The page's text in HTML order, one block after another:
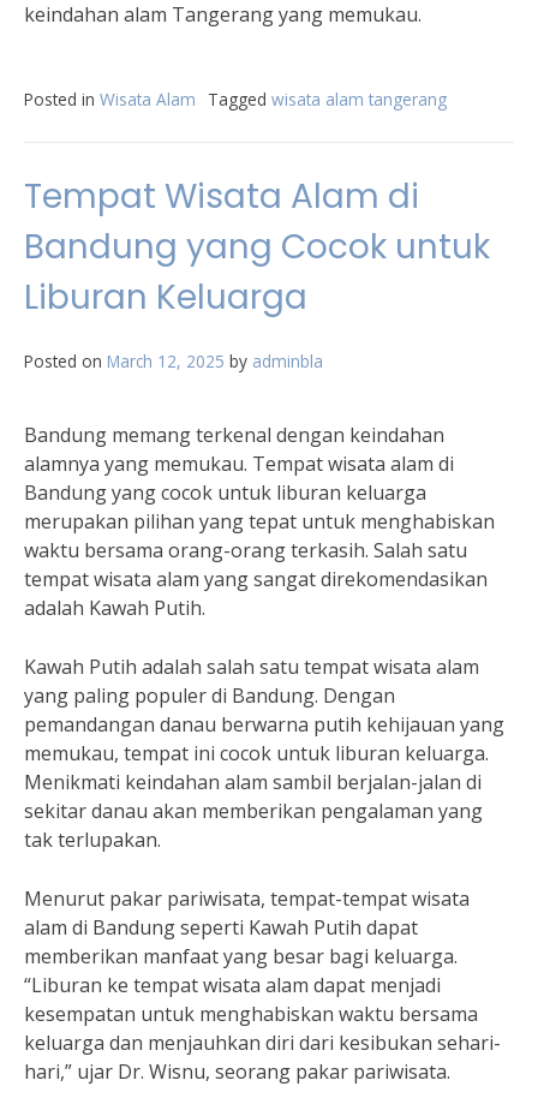
keindahan alam Tangerang yang memukau.
Posted in Wisata Alam Tagged wisata alam tangerang
Tempat Wisata Alam di
Bandung yang Cocok untuk
Liburan Keluarga
Posted on March 12, 2025 by adminbla
Bandung memang terkenal dengan keindahan
alamnya yang memukau. Tempat wisata alam di
Bandung yang cocok untuk liburan keluarga
merupakan pilihan yang tepat untuk menghabiskan
waktu bersama orang-orang terkasih. Salah satu
tempat wisata alam yang sangat direkomendasikan
adalah Kawah Putih.
Kawah Putih adalah salah satu tempat wisata alam
yang paling populer di Bandung. Dengan
pemandangan danau berwarna putih kehijauan yang
memukau, tempat ini cocok untuk liburan keluarga.
Menikmati keindahan alam sambil berjalan-jalan di
sekitar danau akan memberikan pengalaman yang
tak terlupakan.
Menurut pakar pariwisata, tempat-tempat wisata
alam di Bandung seperti Kawah Putih dapat
memberikan manfaat yang besar bagi keluarga.
“Liburan ke tempat wisata alam dapat menjadi
kesempatan untuk menghabiskan waktu bersama
keluarga dan menjauhkan diri dari kesibukan sehari-
hari,” ujar Dr. Wisnu, seorang pakar pariwisata.